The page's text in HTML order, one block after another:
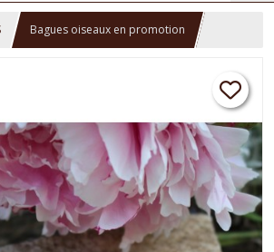
Bagues oiseaux en promotion